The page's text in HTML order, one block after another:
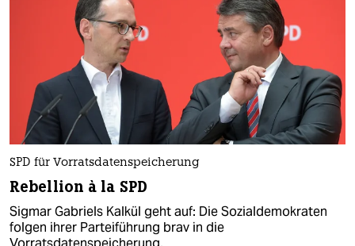
SPD für Vorratsdatenspeicherung
Rebellion à la SPD
Sigmar Gabriels Kalkül geht auf: Die Sozialdemokraten
folgen ihrer Parteiführung brav in die